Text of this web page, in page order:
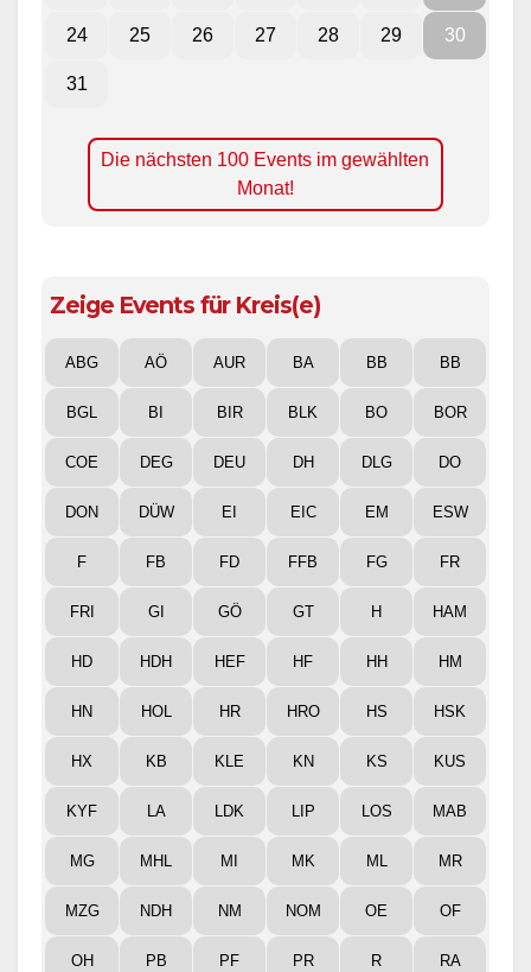
24 25 26 27 28 29 30
31
Die nächsten 100 Events im gewählten
Monat!
Zeige Events für Kreis(e)
ABG AÖ AUR BA BB BB
BGL BI BIR BLK BO BOR
COE DEG DEU DH DLG DO
DON DÜW EI EIC EM ESW
F FB FD FFB FG FR
FRI GI GÖ GT H HAM
HD HDH HEF HF HH HM
HN HOL HR HRO HS HSK
HX KB KLE KN KS KUS
KYF LA LDK LIP LOS MAB
MG MHL MI MK ML MR
MZG NDH NM NOM OE OF
OH PB PF PR R RA